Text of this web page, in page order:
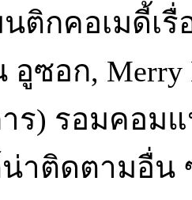
ติกคอเมดี้เ
อูซอก, Merry
ร) รอมคอม
าติดตามอื่น